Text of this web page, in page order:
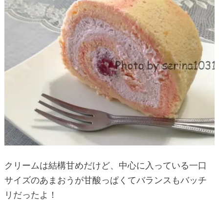
クリームは結構甘めだけど、中心に入っている一口
サイズのあまおうが甘酸っぱくてバランスもバッチ
リだったよ！